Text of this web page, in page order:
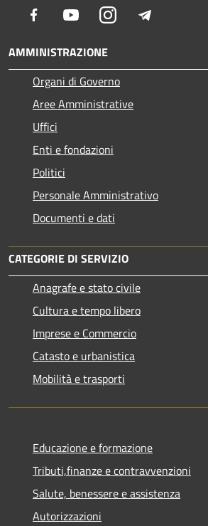
Facebook YoutubeInstagram
AMMINISTRAZIONE
Organi di Governo
Aree Amministrative
Uffici
Enti e fondazioni
Politici
Personale Amministrativo
Documenti e dati
CATEGORIE DI SERVIZIO
Anagrafe e stato civile
Cultura e tempo libero
Imprese e Commercio
Catasto e urbanistica
Mobilità e trasporti
Educazione e formazione
Tributi,finanze e contravvenzioni
Salute, benessere e assistenza
Autorizzazioni